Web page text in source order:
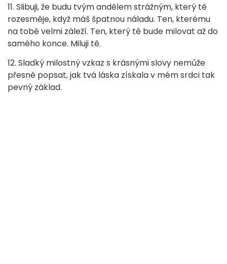
11. Slibuji, že budu tvým andělem strážným, který tě
rozesměje, když máš špatnou náladu. Ten, kterému
na tobě velmi záleží. Ten, který tě bude milovat až do
samého konce. Miluji tě.
12. Sladký milostný vzkaz s krásnými slovy nemůže
přesně popsat, jak tvá láska získala v mém srdci tak
pevný základ.